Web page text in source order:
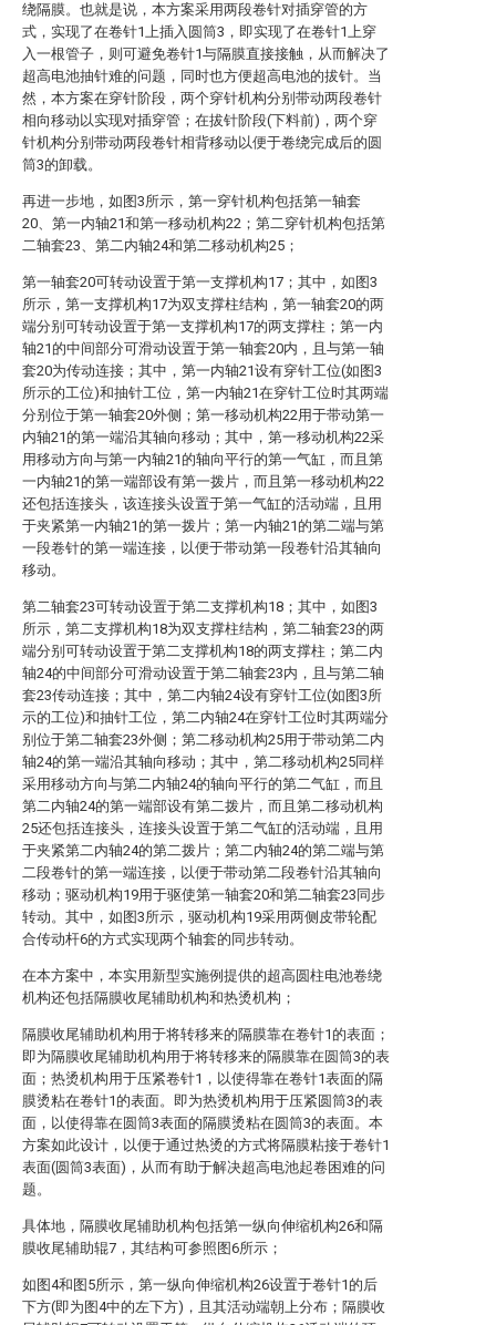
绕隔膜。也就是说，本方案采用两段卷针对插穿管的方
式，实现了在卷针1上插入圆筒3，即实现了在卷针1上穿
入一根管子，则可避免卷针1与隔膜直接接触，从而解决了
超高电池抽针难的问题，同时也方便超高电池的拔针。当
然，本方案在穿针阶段，两个穿针机构分别带动两段卷针
相向移动以实现对插穿管；在拔针阶段(下料前)，两个穿
针机构分别带动两段卷针相背移动以便于卷绕完成后的圆
筒3的卸载。
再进一步地，如图3所示，第一穿针机构包括第一轴套
20、第一内轴21和第一移动机构22；第二穿针机构包括第
二轴套23、第二内轴24和第二移动机构25；
第一轴套20可转动设置于第一支撑机构17；其中，如图3
所示，第一支撑机构17为双支撑柱结构，第一轴套20的两
端分别可转动设置于第一支撑机构17的两支撑柱；第一内
轴21的中间部分可滑动设置于第一轴套20内，且与第一轴
套20为传动连接；其中，第一内轴21设有穿针工位(如图3
所示的工位)和抽针工位，第一内轴21在穿针工位时其两端
分别位于第一轴套20外侧；第一移动机构22用于带动第一
内轴21的第一端沿其轴向移动；其中，第一移动机构22采
用移动方向与第一内轴21的轴向平行的第一气缸，而且第
一内轴21的第一端部设有第一拨片，而且第一移动机构22
还包括连接头，该连接头设置于第一气缸的活动端，且用
于夹紧第一内轴21的第一拨片；第一内轴21的第二端与第
一段卷针的第一端连接，以便于带动第一段卷针沿其轴向
移动。
第二轴套23可转动设置于第二支撑机构18；其中，如图3
所示，第二支撑机构18为双支撑柱结构，第二轴套23的两
端分别可转动设置于第二支撑机构18的两支撑柱；第二内
轴24的中间部分可滑动设置于第二轴套23内，且与第二轴
套23传动连接；其中，第二内轴24设有穿针工位(如图3所
示的工位)和抽针工位，第二内轴24在穿针工位时其两端分
别位于第二轴套23外侧；第二移动机构25用于带动第二内
轴24的第一端沿其轴向移动；其中，第二移动机构25同样
采用移动方向与第二内轴24的轴向平行的第二气缸，而且
第二内轴24的第一端部设有第二拨片，而且第二移动机构
25还包括连接头，连接头设置于第二气缸的活动端，且用
于夹紧第二内轴24的第二拨片；第二内轴24的第二端与第
二段卷针的第一端连接，以便于带动第二段卷针沿其轴向
移动；驱动机构19用于驱使第一轴套20和第二轴套23同步
转动。其中，如图3所示，驱动机构19采用两侧皮带轮配
合传动杆6的方式实现两个轴套的同步转动。
在本方案中，本实用新型实施例提供的超高圆柱电池卷绕
机构还包括隔膜收尾辅助机构和热烫机构；
隔膜收尾辅助机构用于将转移来的隔膜靠在卷针1的表面；
即为隔膜收尾辅助机构用于将转移来的隔膜靠在圆筒3的表
面；热烫机构用于压紧卷针1，以使得靠在卷针1表面的隔
膜烫粘在卷针1的表面。即为热烫机构用于压紧圆筒3的表
面，以使得靠在圆筒3表面的隔膜烫粘在圆筒3的表面。本
方案如此设计，以便于通过热烫的方式将隔膜粘接于卷针1
表面(圆筒3表面)，从而有助于解决超高电池起卷困难的问
题。
具体地，隔膜收尾辅助机构包括第一纵向伸缩机构26和隔
膜收尾辅助辊7，其结构可参照图6所示；
如图4和图5所示，第一纵向伸缩机构26设置于卷针1的后
下方(即为图4中的左下方)，且其活动端朝上分布；隔膜收